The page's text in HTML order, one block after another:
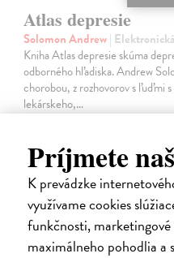
Príjmete
K prevádzke
využívame cookies
funkčnosti, marketingové
maximálneho pohodlia a
Atlas depresie
Solomon Andrew|
Kniha Atlas depresie skúma
odborného hľadiska. Andrew
chorobou, z rozhovorov s ľuďmi
lekárskeho,…
27,99 €